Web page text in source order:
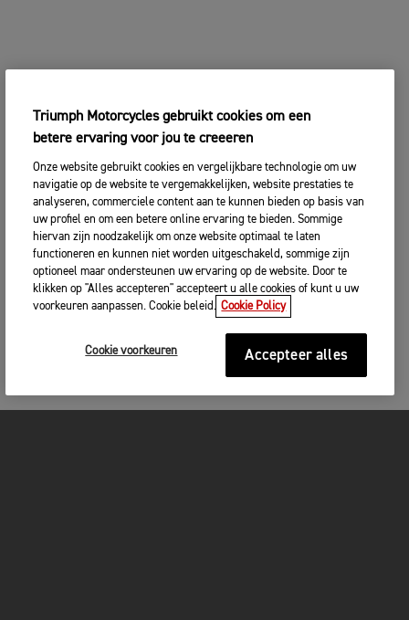
Triumph Motorcycles gebruikt cookies om een
betere ervaring voor jou te creeeren
Onze website gebruikt cookies en vergelijkbare technologie om uw
navigatie op de website te vergemakkelijken, website prestaties te
analyseren, commerciele content aan te kunnen bieden op basis van
uw profiel en om een betere online ervaring te bieden. Sommige
hiervan zijn noodzakelijk om onze website optimaal te laten
functioneren en kunnen niet worden uitgeschakeld, sommige zijn
optioneel maar ondersteunen uw ervaring op de website. Door te
klikken op "Alles accepteren" accepteert u alle cookies of kunt u uw
voorkeuren aanpassen. Cookie beleid. Cookie Policy
Cookie voorkeuren Accepteer alles